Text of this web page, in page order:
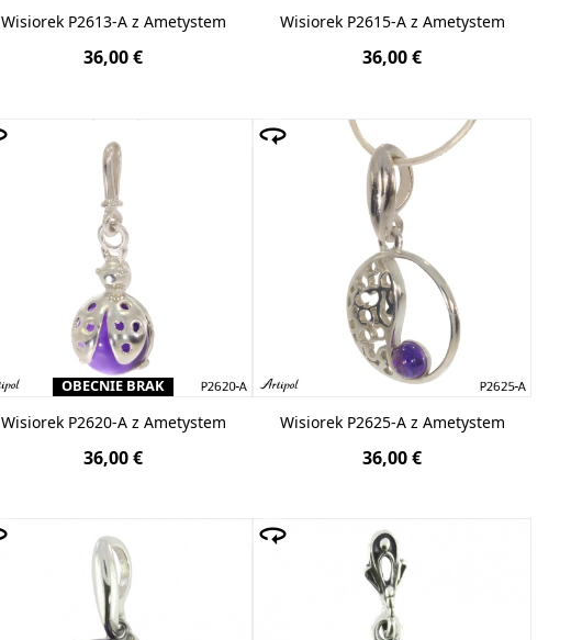
Wisiorek P2613-A z Ametystem
36,00 €
Wisiorek P2615-A z Ametystem
36,00 €
OBECNIE BRAK
Wisiorek P2620-A z Ametystem
36,00 €
Wisiorek P2625-A z Ametystem
36,00 €